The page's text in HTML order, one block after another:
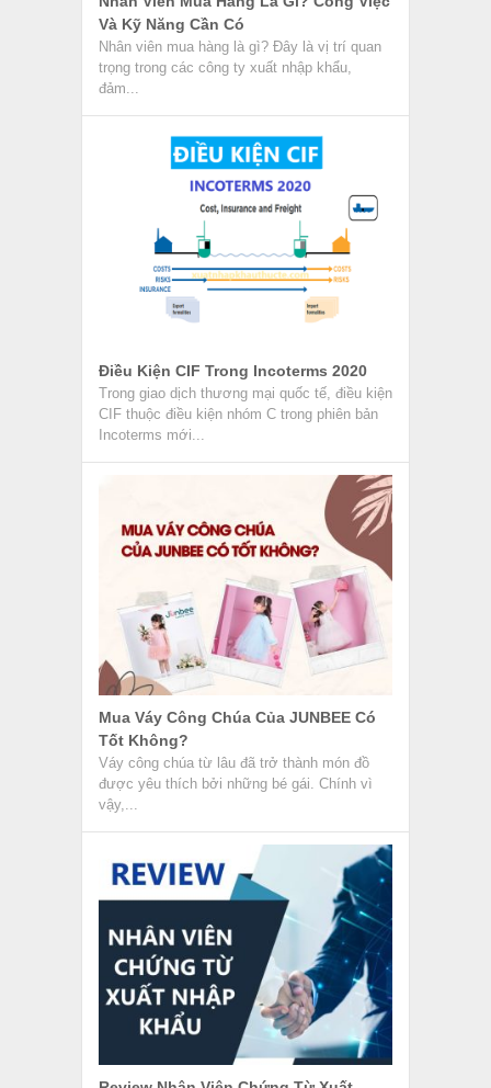
Và Kỹ Năng Cần Có
Nhân viên mua hàng là gì? Đây là vị trí quan
trọng trong các công ty xuất nhập khẩu,
đảm...
Điều Kiện CIF Trong Incoterms 2020
Trong giao dịch thương mại quốc tế, điều kiện
CIF thuộc điều kiện nhóm C trong phiên bản
Incoterms mới...
Mua Váy Công Chúa Của JUNBEE Có
Tốt Không?
Váy công chúa từ lâu đã trở thành món đồ
được yêu thích bởi những bé gái. Chính vì
vậy,...